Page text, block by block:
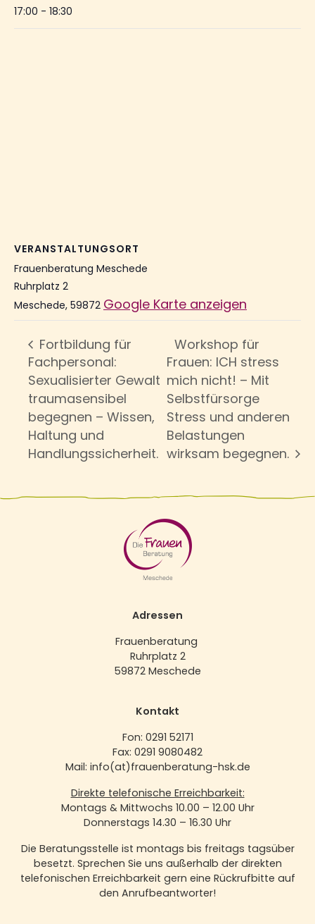
17:00 - 18:30
VERANSTALTUNGSORT
Frauenberatung Meschede
Ruhrplatz 2
Meschede, 59872 Google Karte anzeigen
Fortbildung für
Fachpersonal:
Sexualisierter Gewalt
traumasensibel
begegnen – Wissen,
Haltung und
Handlungssicherheit.
Workshop für
Frauen: ICH stress
mich nicht! – Mit
Selbstfürsorge
Stress und anderen
Belastungen
wirksam begegnen.
Adressen
Frauenberatung
Ruhrplatz 2
59872 Meschede
Kontakt
Fon: 0291 52171
Fax: 0291 9080482
Mail: info(at)frauenberatung-hsk.de
Direkte telefonische Erreichbarkeit:
Montags & Mittwochs 10.00 – 12.00 Uhr
Donnerstags 14.30 – 16.30 Uhr
Die Beratungsstelle ist montags bis freitags tagsüber
besetzt. Sprechen Sie uns außerhalb der direkten
telefonischen Erreichbarkeit gern eine Rückrufbitte auf
den Anrufbeantworter!